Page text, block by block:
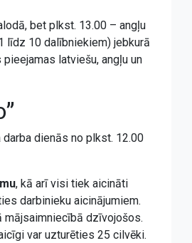
bet plkst. 13.00 – angļu
līdz 10 dalībniekiem) jebkurā
latviešu, angļu un
darba dienās no plkst. 12.00
, kā arī visi tiek aicināti
darbinieku aicinājumiem.
mājsaimniecībā dzīvojošos.
var uzturēties 25 cilvēki.